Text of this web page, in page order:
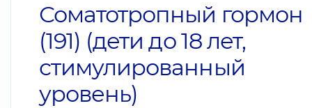
Соматотропный гормон
(191) (дети до 18 лет,
стимулированный
уровень)